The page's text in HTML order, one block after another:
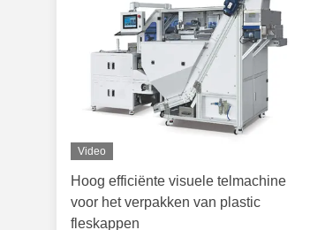
Video
Hoog efficiënte visuele telmachine
voor het verpakken van plastic
fleskappen